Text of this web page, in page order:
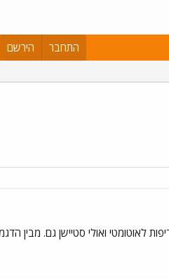
התחבר הירשם
אני מחפש רכב אולטימטיבי כלומר בטוח אמין וזול יחסית לאחזקה תקציב עד 40000 ש"ח. עדיפות לאוטומטי ואולי